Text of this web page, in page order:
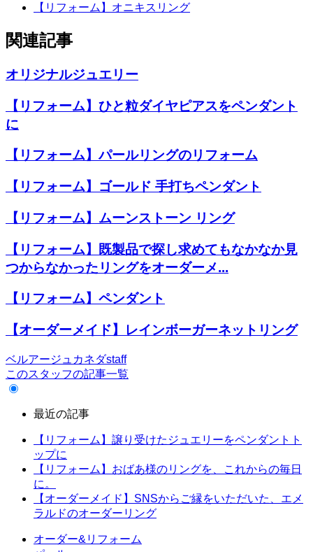
【リフォーム】オニキスリング
関連記事
オリジナルジュエリー
【リフォーム】ひと粒ダイヤピアスをペンダント
に
【リフォーム】パールリングのリフォーム
【リフォーム】ゴールド 手打ちペンダント
【リフォーム】ムーンストーン リング
【リフォーム】既製品で探し求めてもなかなか見
つからなかったリングをオーダーメ...
【リフォーム】ペンダント
【オーダーメイド】レインボーガーネットリング
ベルアージュカネダstaff
このスタッフの記事一覧
最近の記事
【リフォーム】譲り受けたジュエリーをペンダントト
ップに
【リフォーム】おばあ様のリングを、これからの毎日
に。
【オーダーメイド】SNSからご縁をいただいた、エメ
ラルドのオーダーリング
オーダー&リフォーム